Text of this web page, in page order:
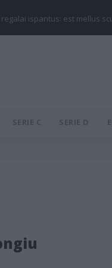
regalai ispantus: est mellus
SERIE C SERIE D